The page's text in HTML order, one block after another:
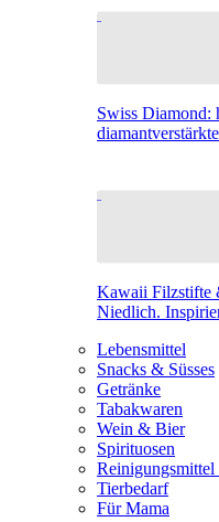
Swiss Diamond:
Kawaii Filzstifte
Niedlich.
Lebensmittel
Snacks & Süsses
Getränke
Tabakwaren
Wein & Bier
Spirituosen
Tierbedarf
Für Mama